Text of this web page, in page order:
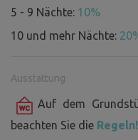
zu öffnen.
Die Wassermühle
Renovierungsarbeiten
im Inneren des
gestört werden, aber
einen lebendigen
5 - 9 Nächte: 10%
10 und mehr Nächte:
Ausstattung
Auf dem
beachten Sie die Regeln!